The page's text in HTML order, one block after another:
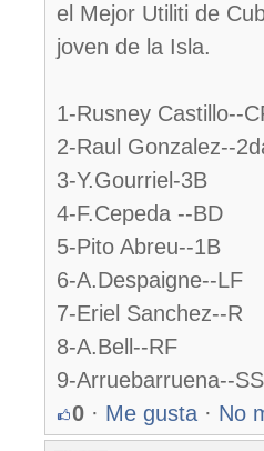
el Mejor Utiliti de
joven de la Isla.
1-Rusney Castillo--
2-Raul Gonzalez--
3-Y.Gourriel-3B
4-F.Cepeda --BD
5-Pito Abreu--1B
6-A.Despaigne--LF
7-Eriel Sanchez--R
8-A.Bell--RF
9-Arruebarruena--SS
0 · Me gusta · No